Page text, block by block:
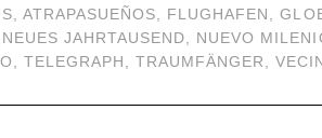
, ATRAPASUEÑOS, FLUGHAFEN ,
NEUES JAHRTAUSEND, NUEVO
, TELEGRAPH ,TRAUMFÄNGER ,